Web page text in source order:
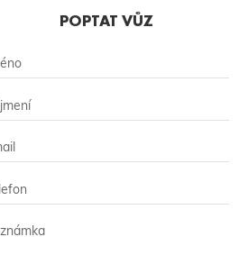
POPTAT VŮZ